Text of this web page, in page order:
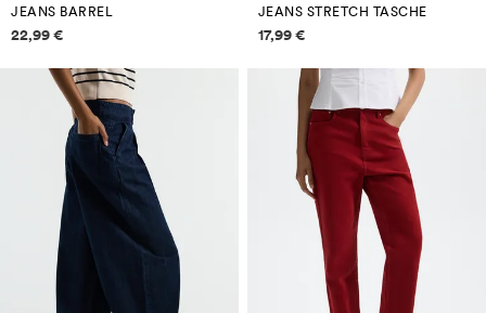
JEANS BARREL
Informazioni sui prezzi
22,99 €
JEANS STRETCH TASCHE
Informazioni sui prezzi
17,99 €